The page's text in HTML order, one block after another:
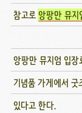
참고로앙팡만 뮤지
앙팡만 뮤지엄 입
기념품 가게에서
있다고 한다.